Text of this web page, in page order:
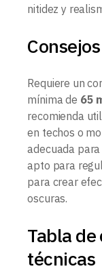
nitidez y
Requiere un
mínima de 65
recomienda
en techos o
adecuada
apto para
para crear
oscuras.
Tabla
técnicas